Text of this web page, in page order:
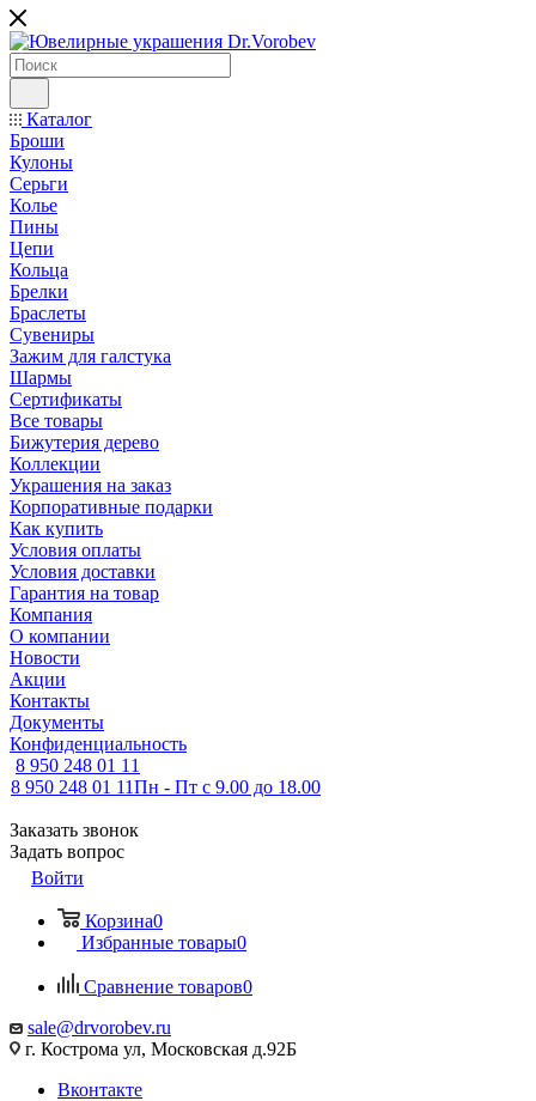
Каталог
Броши
Кулоны
Серьги
Колье
Пины
Цепи
Кольца
Брелки
Браслеты
Сувениры
Зажим для галстука
Шармы
Сертификаты
Все товары
Бижутерия дерево
Коллекции
Украшения на заказ
Корпоративные подарки
Как купить
Условия оплаты
Условия доставки
Гарантия на товар
Компания
О компании
Новости
Акции
Контакты
Документы
Конфиденциальность
8 950 248 01 11
8 950 248 01 11Пн - Пт с 9.00 до 18.00
Заказать звонок
Задать вопрос
Войти
Корзина0
Избранные товары0
Сравнение товаров0
sale@drvorobev.ru
г. Кострома ул, Московская д.92Б
Вконтакте